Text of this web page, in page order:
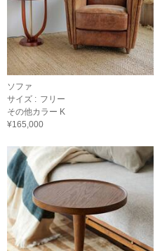
ソファ
サイズ : フリー
その他カラー K
¥165,000